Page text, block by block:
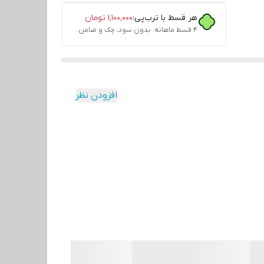
هر قسط با ترب‌پی:۱٬۱۰۰٬۰۰۰ تومان
۴ قسط ماهانه. بدون سود، چک و ضامن.
افزودن نظر